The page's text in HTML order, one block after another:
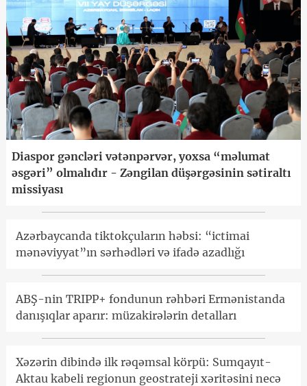
Diaspor gəncləri vətənpərvər, yoxsa “məlumat
əsgəri” olmalıdır - Zəngilan düşərgəsinin sətiraltı
missiyası
Azərbaycanda tiktokçuların həbsi: “ictimai
mənəviyyat”ın sərhədləri və ifadə azadlığı
ABŞ-nin TRIPP+ fondunun rəhbəri Ermənistanda
danışıqlar aparır: müzakirələrin detalları
Xəzərin dibində ilk rəqəmsal körpü: Sumqayıt-
Aktau kabeli regionun geostrateji xəritəsini necə